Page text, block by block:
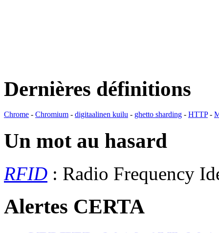
Dernières définitions
Chrome - Chromium - digitaalinen kuilu - ghetto sharding - HTTP-
Un mot au hasard
RFID : Radio Frequency
Alertes CERTA